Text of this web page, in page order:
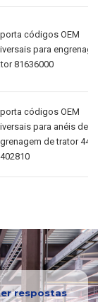
códigos OEM
para
81636000
códigos OEM
para anéis de
de trator
respostas